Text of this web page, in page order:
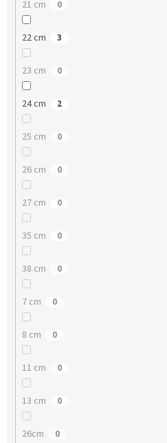
21 cm 0
22 cm 3
23 cm 0
24 cm 2
25 cm 0
26 cm 0
27 cm 0
35 cm 0
38 cm 0
7 cm 0
8 cm 0
11 cm 0
13 cm 0
26cm 0